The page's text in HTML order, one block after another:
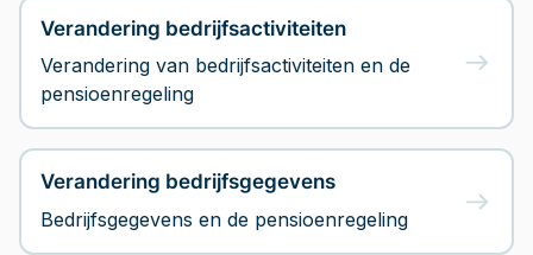
Verandering bedrijfsactiviteiten
Verandering van bedrijfsactiviteiten en de
pensioenregeling
Verandering bedrijfsgegevens
Bedrijfsgegevens en de pensioenregeling